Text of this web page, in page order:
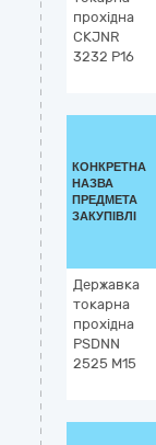
прохідна
CKJNR
3232 P16
КОНКРЕТНА
НАЗВА
ПРЕДМЕТА
ЗАКУПІВЛІ
Державка
токарна
прохідна
PSDNN
2525 M15